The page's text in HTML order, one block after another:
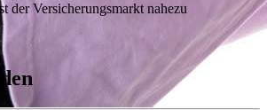
der Versicherungsmarkt nahezu